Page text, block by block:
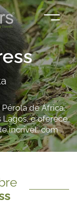
de África,
Lagos, e oferece
incrível, com a
diferentes. No
a Floresta